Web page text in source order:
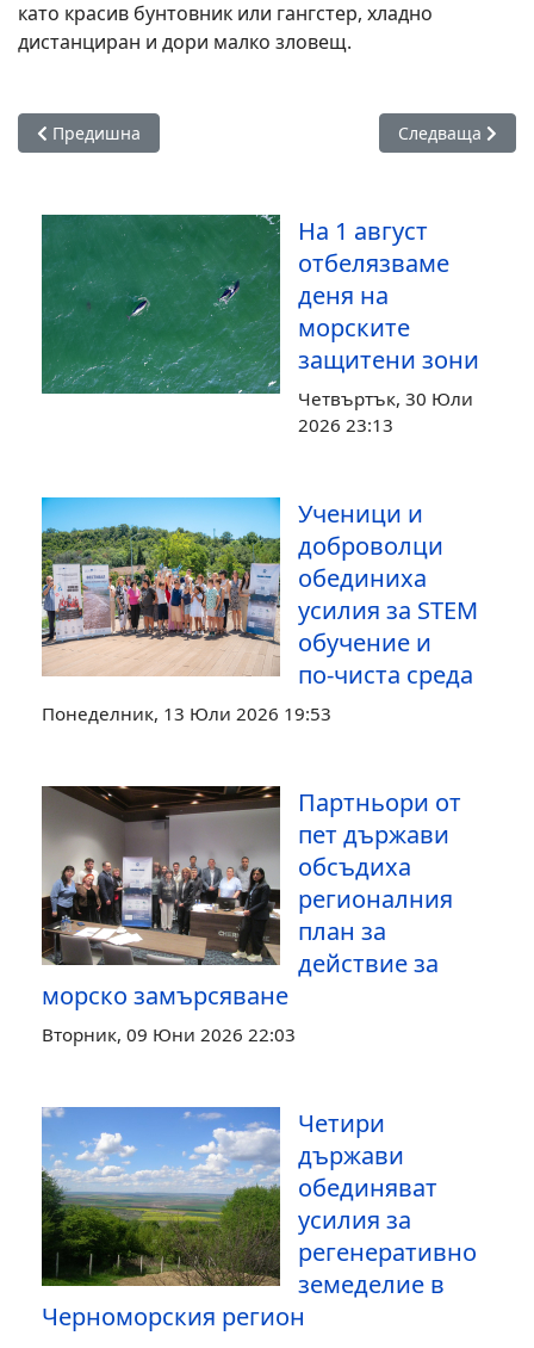
като красив бунтовник или гангстер, хладно
дистанциран и дори малко зловещ.
Предишна статия: 7 навика на хоратa, които винаги
Предишна Следваща
Следваща
На 1 август
отбелязваме
деня на
морските
защитени зони
Четвъртък, 30 Юли
2026 23:13
Ученици и
доброволци
обединиха
усилия за STEM
обучение и
по‑чиста среда
Понеделник, 13 Юли 2026 19:53
Партньори от
пет държави
обсъдиха
регионалния
план за
действие за
морско замърсяване
Вторник, 09 Юни 2026 22:03
Четири
държави
обединяват
усилия за
регенеративно
земеделие в
Черноморския регион